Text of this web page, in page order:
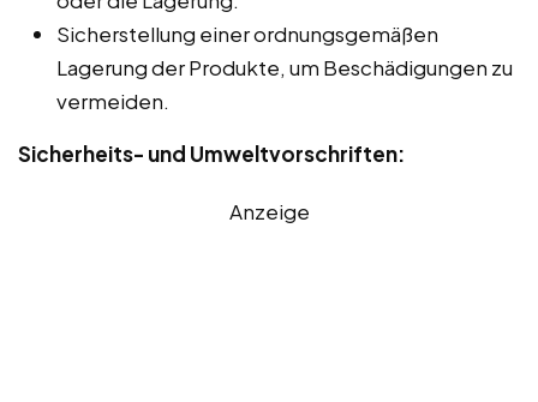
Sicherstellung einer ordnungsgemäßen
Lagerung der Produkte, um Beschädigungen zu
vermeiden.
Sicherheits- und Umweltvorschriften:
Anzeige